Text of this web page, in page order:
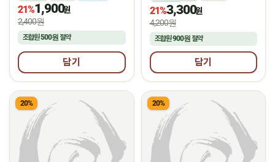
21%1,900원
2,400원
조합원500원 절약
담기
냉장
21%3,300원
4,200원
조합원900원절약
담기
20% 20%